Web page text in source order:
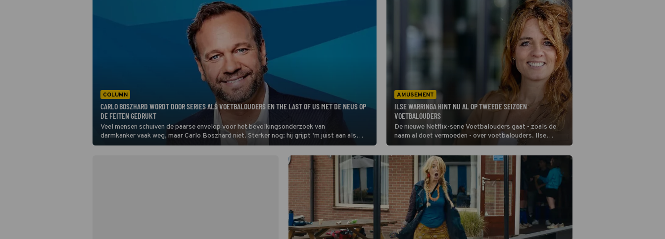
COLUMN
CARLO BOSZHARD WORDT DOOR SERIES ALS VOETBALOUDERS EN THE LAST OF US MET DE NEUS OP
DE FEITEN GEDRUKT
Veel mensen schuiven de paarse envelop voor het bevolkingsonderzoek van
darmkanker vaak weg, maar Carlo Boszhard niet. Sterker nog: hij grijpt ’m juist aan als
aanleiding om te praten over Voetbalouders en The Last of Us.
AMUSEMENT
ILSE WARRINGA HINT NU AL OP TWEEDE SEIZOEN
VOETBALOUDERS
De nieuwe Netflix-serie Voetbalouders gaat - zoals de
naam al doet vermoeden - over voetbalouders. Ilse
Warringa schreef het en speelt uiteraard een belangrijke
rol in de komische reeks. Zij sluit een vervolg niet uit.